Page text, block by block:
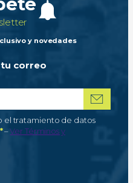
y novedades
correo
datos personales
el tratamiento de datos
*–Campo obligatorio
Ver Términos y